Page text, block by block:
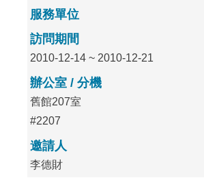
服務單位
訪問期間
2010-12-14 ~ 2010-12-21
辦公室 / 分機
舊館207室
#2207
邀請人
李德財